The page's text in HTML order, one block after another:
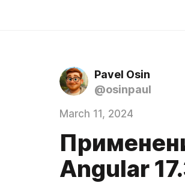
Pavel Osin
@osinpaul
March 11, 2024
Angular